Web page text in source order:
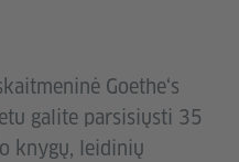
Goethe‘s
galite parsisiųsti 35
knygų, leidinių